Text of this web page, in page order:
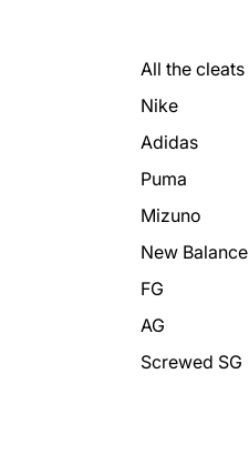
All the cleats
Nike
Adidas
Puma
Mizuno
New Balance
FG
AG
Screwed SG